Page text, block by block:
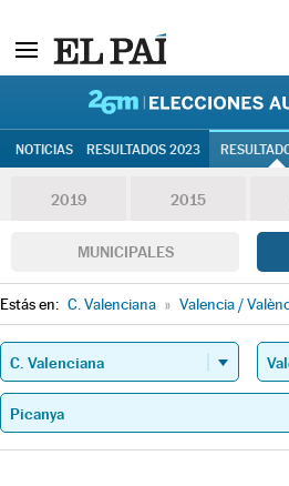
NOTICIAS RESULTADOS 2023
2019 2015
MUNICIPALES
Estás en: C. Valenciana » Valencia /